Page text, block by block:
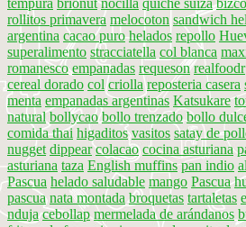
rollitos primavera melocoton sandwich
argentina cacao puro helados repollo
superalimento stracciatella col blanca
romanesco empanadas requeson realfoodr
cereal dorado col criolla reposteria casera
menta empanadas argentinas Katsukare
natural bollycao bollo trenzado bollo
comida thai higaditos vasitos satay de
nugget dippear colacao cocina asturiana
asturiana taza English muffins pan indio
Pascua helado saludable mango Pascua
pascua nata montada broquetas tartaletas
nduja cebollap mermelada de arándanos